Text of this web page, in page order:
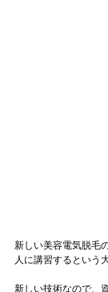
新しい美容電気脱毛
人に講習するという
新しい技術なので、